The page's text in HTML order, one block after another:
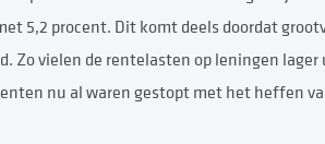
5,2 procent. Dit komt deels doordat
Zo vielen de rentelasten op leningen
nu al waren gestopt met het heffen